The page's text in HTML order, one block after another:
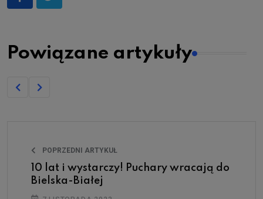
Powiązane artykuły
POPRZEDNI ARTYKUŁ
10 lat i wystarczy! Puchary wracają do
Bielska-Białej